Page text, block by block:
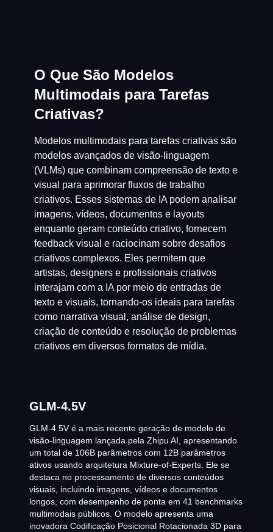
O Que São Modelos
Multimodais para Tarefas
Criativas?
Modelos multimodais para tarefas criativas são
modelos avançados de visão-linguagem
(VLMs) que combinam compreensão de texto e
visual para aprimorar fluxos de trabalho
criativos. Esses sistemas de IA podem analisar
imagens, vídeos, documentos e layouts
enquanto geram conteúdo criativo, fornecem
feedback visual e raciocinam sobre desafios
criativos complexos. Eles permitem que
artistas, designers e profissionais criativos
interajam com a IA por meio de entradas de
texto e visuais, tornando-os ideais para tarefas
como narrativa visual, análise de design,
criação de conteúdo e resolução de problemas
criativos em diversos formatos de mídia.
GLM-4.5V
GLM-4.5V é a mais recente geração de modelo de
visão-linguagem lançada pela Zhipu AI, apresentando
um total de 106B parâmetros com 12B parâmetros
ativos usando arquitetura Mixture-of-Experts. Ele se
destaca no processamento de diversos conteúdos
visuais, incluindo imagens, vídeos e documentos
longos, com desempenho de ponta em 41 benchmarks
multimodais públicos. O modelo apresenta uma
inovadora Codificação Posicional Rotacionada 3D para